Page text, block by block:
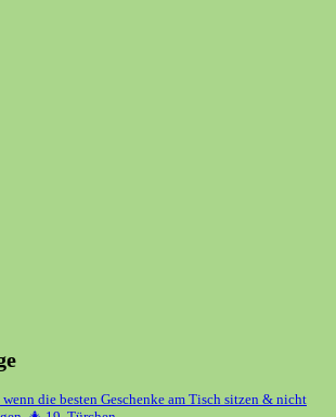
die besten Geschenke am Tisch sitzen & nicht